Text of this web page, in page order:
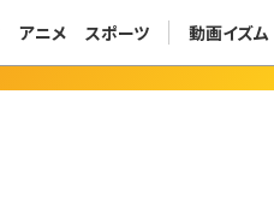
アニメ スポーツ 動画イズム